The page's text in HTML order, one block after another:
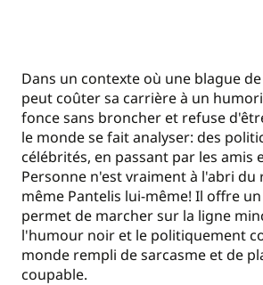
Dans un contexte où une blague
peut coûter sa carrière à un
fonce sans broncher et refuse
le monde se fait analyser: des
célébrités, en passant par les amis
Personne n'est vraiment à l'abri du
même Pantelis lui-même! Il offre
permet de marcher sur la ligne
l'humour noir et le politiquement
monde rempli de sarcasme et de
coupable.